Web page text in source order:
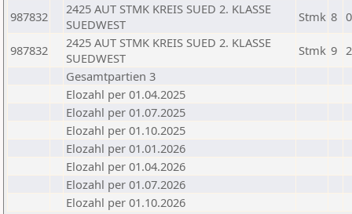
987832
2425 AUT STMK KREIS SUED 2. KLASSE
SUEDWEST
Stmk 8
987832
2425 AUT STMK KREIS SUED 2. KLASSE
SUEDWEST
Stmk 9
Gesamtpartien 3
Elozahl per 01.04.2025
Elozahl per 01.07.2025
Elozahl per 01.10.2025
Elozahl per 01.01.2026
Elozahl per 01.04.2026
Elozahl per 01.07.2026
Elozahl per 01.10.2026